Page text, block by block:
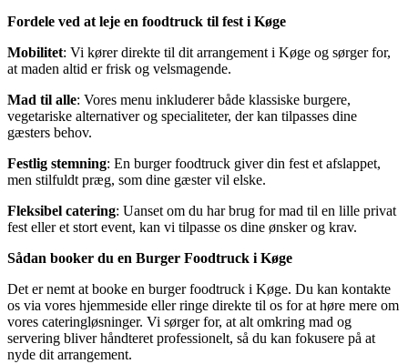
Fordele ved at leje en foodtruck til fest i Køge
Mobilitet: Vi kører direkte til dit arrangement i Køge og sørger for,
at maden altid er frisk og velsmagende.
Mad til alle: Vores menu inkluderer både klassiske burgere,
vegetariske alternativer og specialiteter, der kan tilpasses dine
gæsters behov.
Festlig stemning: En burger foodtruck giver din fest et afslappet,
men stilfuldt præg, som dine gæster vil elske.
Fleksibel catering: Uanset om du har brug for mad til en lille privat
fest eller et stort event, kan vi tilpasse os dine ønsker og krav.
Sådan booker du en Burger Foodtruck i Køge
Det er nemt at booke en burger foodtruck i Køge. Du kan kontakte
os via vores hjemmeside eller ringe direkte til os for at høre mere om
vores cateringløsninger. Vi sørger for, at alt omkring mad og
servering bliver håndteret professionelt, så du kan fokusere på at
nyde dit arrangement.